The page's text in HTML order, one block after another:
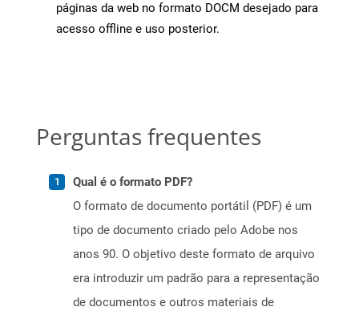
páginas da web no formato DOCM desejado para
acesso offline e uso posterior.
Perguntas frequentes
Qual é o formato PDF?
O formato de documento portátil (PDF) é um
tipo de documento criado pelo Adobe nos
anos 90. O objetivo deste formato de arquivo
era introduzir um padrão para a representação
de documentos e outros materiais de